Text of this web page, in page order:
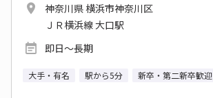
神奈川県 横浜市神奈川区
ＪＲ横浜線 大口駅
即日～長期
大手・有名 駅から5分 新卒・第二新卒歓迎